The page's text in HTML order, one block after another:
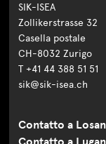
SIK-ISEA
Zollikerstrasse 32
Casella postale
CH-8032 Zurigo
T +41 44 388 51 51
sik@sik-isea.ch
Contatto a